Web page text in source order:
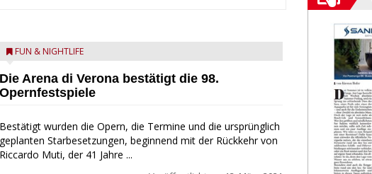
FUN & NIGHTLIFE
Arena di Verona bestätigt die 98.
wurden die Opern, die Termine und die ursprünglich
Starbesetzungen, beginnend mit der Rückkehr von
Muti, der 41 Jahre ...